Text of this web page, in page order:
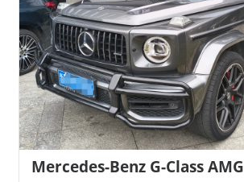
Mercedes-Benz G-Class AMG